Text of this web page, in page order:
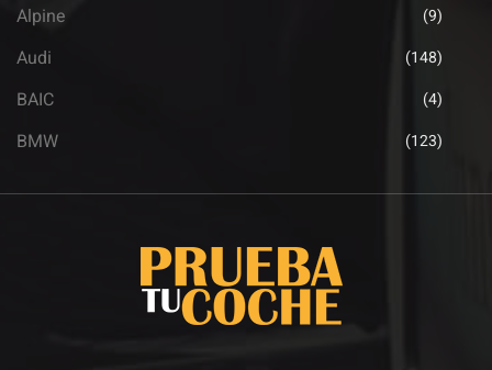
Alpine (9)
Audi (148)
BAIC (4)
BMW (123)